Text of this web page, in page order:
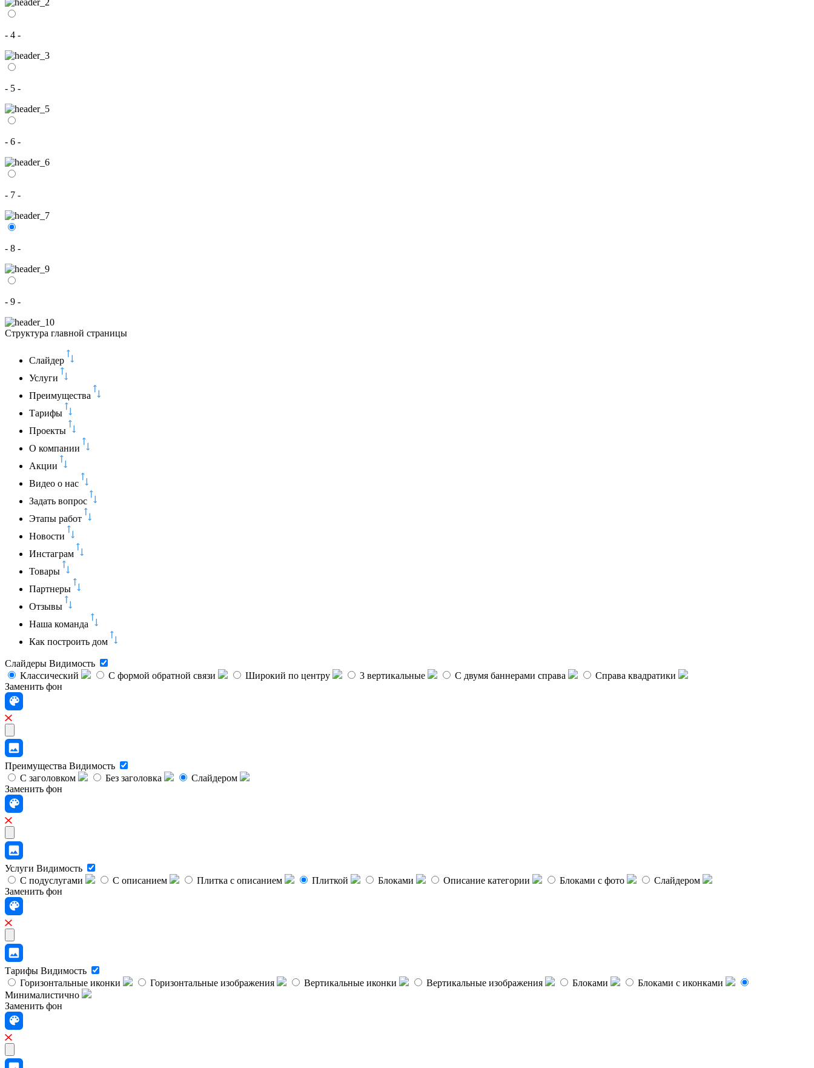
- 4 -
- 5 -
- 6 -
- 7 -
- 8 -
- 9 -
Структура главной страницы
Слайдер
Услуги
Преимущества
Тарифы
Проекты
О компании
Акции
Видео о нас
Задать вопрос
Этапы работ
Новости
Инстаграм
Товары
Партнеры
Отзывы
Наша команда
Как построить дом
Слайдеры Видимость
Классический
C формой обратной связи Широкий по центру 3 вертикальные С двумя баннерами справа
Справа квадратики
Заменить фон
Преимущества Видимость
С заголовком
Без заголовка
Слайдером
Заменить фон
Услуги Видимость
С подуслугами
С описанием Плитка с описанием Плиткой Блоками Описание категории Блоками с фото
Слайдером
Заменить фон
Тарифы Видимость
Горизонтальные иконки
Горизонтальные изображения Вертикальные иконки Вертикальные изображения Блоками
Блоками с иконками
Минималистично
Заменить фон